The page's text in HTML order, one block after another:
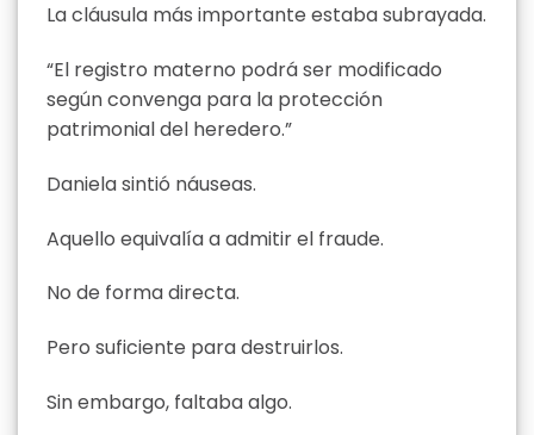
La cláusula más importante estaba subrayada.
“El registro materno podrá ser modificado
según convenga para la protección
patrimonial del heredero.”
Daniela sintió náuseas.
Aquello equivalía a admitir el fraude.
No de forma directa.
Pero suficiente para destruirlos.
Sin embargo, faltaba algo.